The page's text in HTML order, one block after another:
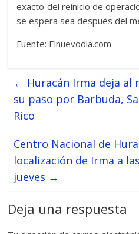
exacto del reinicio de
se espera sea después del
Fuente: Elnuevodia.com
← Huracán Irma deja al
su paso por Barbuda,
Rico
Centro Nacional de
localización de Irma a
jueves →
Deja una respuesta